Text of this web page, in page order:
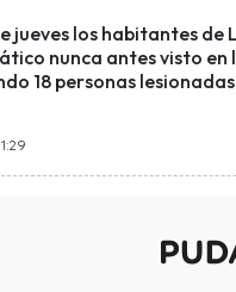
jueves los habitantes de
nunca antes visto
18 personas